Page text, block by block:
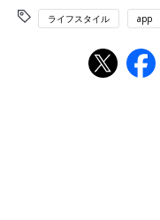
「美味しいので見かけた
◾️ナチュロニー カナデ
「カナディアンハニー
ライフスタイル app